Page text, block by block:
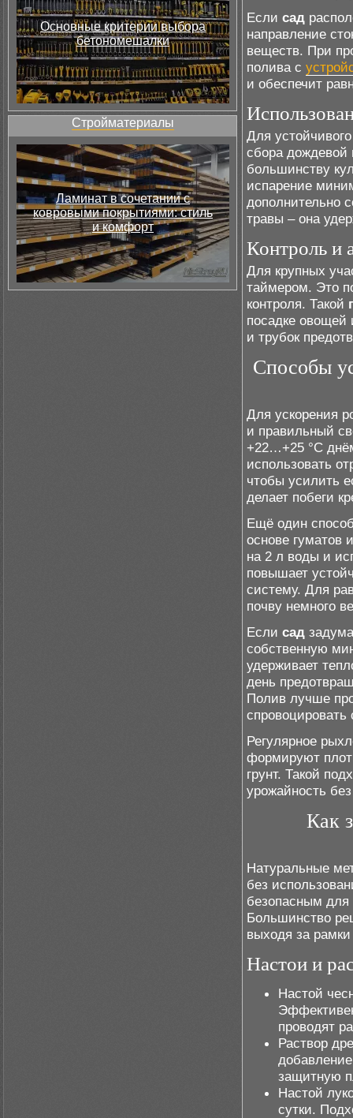
Основные критерии выбора
бетономешалки
Стройматериалы
Ламинат в сочетании с
ковровыми покрытиями: стиль
и комфорт
Если сад
направление
веществ. При
полива с
и обеспечит
Для
сбора дождевой
большинству
испарение
дополнительно
травы – она
Контроль и
Для крупных
таймером. Это
контроля. Такой
посадке овощей
и трубок
Способы
Для ускорения
и правильный
+22…+25 °C
использовать
чтобы усилить
делает побеги
Ещё один
основе гуматов
на 2 л воды и
повышает
систему. Для
почву немного
Если сад
собственную
удерживает
день
Полив лучше
спровоцировать
Регулярное
формируют
грунт. Такой
урожайность
Как
Натуральные
без
безопасным для
Большинство
выходя за
Настои и
Настой
проводят
Раствор
защитную
Настой
сутки.